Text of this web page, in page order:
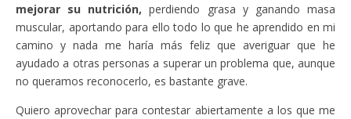
mejorar su nutrición, perdiendo grasa y ganando masa
muscular, aportando para ello todo lo que he aprendido en mi
camino y nada me haría más feliz que averiguar que he
ayudado a otras personas a superar un problema que, aunque
no queramos reconocerlo, es bastante grave.
Quiero aprovechar para contestar abiertamente a los que me